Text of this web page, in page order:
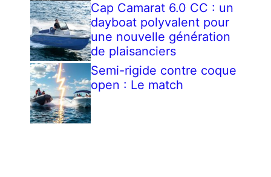
Cap Camarat 6.0 CC : un
dayboat polyvalent pour
une nouvelle génération
de plaisanciers
Semi-rigide contre coque
open : Le match